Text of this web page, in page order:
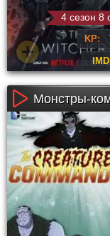
4 сезон 8
KP:
Монстры-